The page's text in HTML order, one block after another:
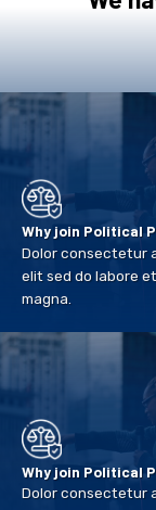
Why join Political
Dolor consectetur
elit sed do labore
magna.
Why join Political
Dolor consectetur